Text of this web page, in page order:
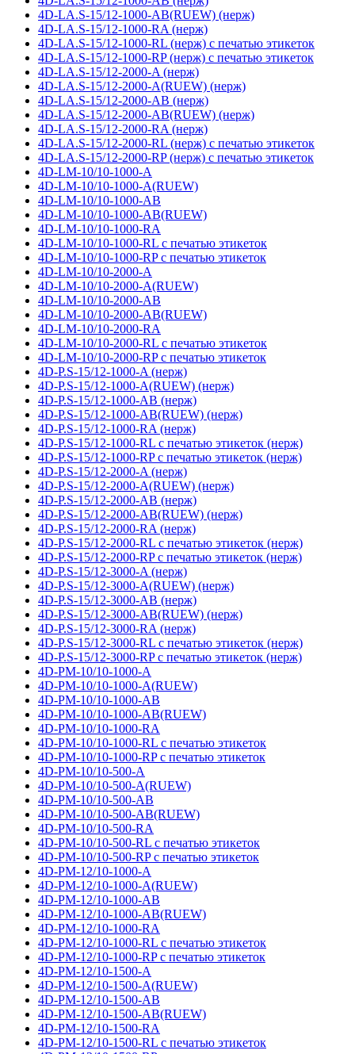
4D-LA.S-15/12-1000-AB(RUEW) (нерж)
4D-LA.S-15/12-1000-RA (нерж)
4D-LA.S-15/12-1000-RL (нерж) с печатью этикеток
4D-LA.S-15/12-1000-RP (нерж) с печатью этикеток
4D-LA.S-15/12-2000-A (нерж)
4D-LA.S-15/12-2000-A(RUEW) (нерж)
4D-LA.S-15/12-2000-AB (нерж)
4D-LA.S-15/12-2000-AB(RUEW) (нерж)
4D-LA.S-15/12-2000-RA (нерж)
4D-LA.S-15/12-2000-RL (нерж) с печатью этикеток
4D-LA.S-15/12-2000-RP (нерж) с печатью этикеток
4D-LM-10/10-1000-A
4D-LM-10/10-1000-A(RUEW)
4D-LM-10/10-1000-AB
4D-LM-10/10-1000-AB(RUEW)
4D-LM-10/10-1000-RA
4D-LM-10/10-1000-RL с печатью этикеток
4D-LM-10/10-1000-RP с печатью этикеток
4D-LM-10/10-2000-A
4D-LM-10/10-2000-A(RUEW)
4D-LM-10/10-2000-AB
4D-LM-10/10-2000-AB(RUEW)
4D-LM-10/10-2000-RA
4D-LM-10/10-2000-RL с печатью этикеток
4D-LM-10/10-2000-RP с печатью этикеток
4D-P.S-15/12-1000-A (нерж)
4D-P.S-15/12-1000-A(RUEW) (нерж)
4D-P.S-15/12-1000-AB (нерж)
4D-P.S-15/12-1000-AB(RUEW) (нерж)
4D-P.S-15/12-1000-RA (нерж)
4D-P.S-15/12-1000-RL с печатью этикеток (нерж)
4D-P.S-15/12-1000-RP с печатью этикеток (нерж)
4D-P.S-15/12-2000-A (нерж)
4D-P.S-15/12-2000-A(RUEW) (нерж)
4D-P.S-15/12-2000-AB (нерж)
4D-P.S-15/12-2000-AB(RUEW) (нерж)
4D-P.S-15/12-2000-RA (нерж)
4D-P.S-15/12-2000-RL с печатью этикеток (нерж)
4D-P.S-15/12-2000-RP с печатью этикеток (нерж)
4D-P.S-15/12-3000-A (нерж)
4D-P.S-15/12-3000-A(RUEW) (нерж)
4D-P.S-15/12-3000-AB (нерж)
4D-P.S-15/12-3000-AB(RUEW) (нерж)
4D-P.S-15/12-3000-RA (нерж)
4D-P.S-15/12-3000-RL с печатью этикеток (нерж)
4D-P.S-15/12-3000-RP с печатью этикеток (нерж)
4D-PM-10/10-1000-A
4D-PM-10/10-1000-A(RUEW)
4D-PM-10/10-1000-AB
4D-PM-10/10-1000-AB(RUEW)
4D-PM-10/10-1000-RA
4D-PM-10/10-1000-RL с печатью этикеток
4D-PM-10/10-1000-RP с печатью этикеток
4D-PM-10/10-500-A
4D-PM-10/10-500-A(RUEW)
4D-PM-10/10-500-AB
4D-PM-10/10-500-AB(RUEW)
4D-PM-10/10-500-RA
4D-PM-10/10-500-RL с печатью этикеток
4D-PM-10/10-500-RP с печатью этикеток
4D-PM-12/10-1000-A
4D-PM-12/10-1000-A(RUEW)
4D-PM-12/10-1000-AB
4D-PM-12/10-1000-AB(RUEW)
4D-PM-12/10-1000-RA
4D-PM-12/10-1000-RL с печатью этикеток
4D-PM-12/10-1000-RP с печатью этикеток
4D-PM-12/10-1500-A
4D-PM-12/10-1500-A(RUEW)
4D-PM-12/10-1500-AB
4D-PM-12/10-1500-AB(RUEW)
4D-PM-12/10-1500-RA
4D-PM-12/10-1500-RL с печатью этикеток